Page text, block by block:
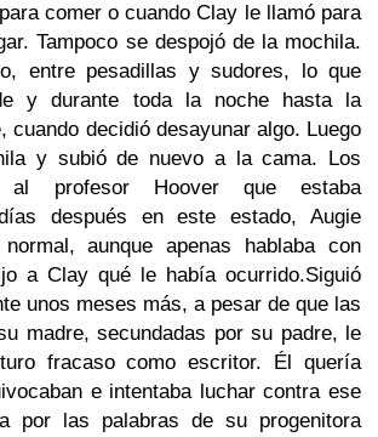
comer o cuando Clay le llamó para
Tampoco se despojó de la mochila.
entre pesadillas y sudores, lo que
y durante toda la noche hasta la
cuando decidió desayunar algo. Luego
y subió de nuevo a la cama. Los
al profesor Hoover que estaba
después en este estado, Augie
aunque apenas hablaba con
a Clay qué le había ocurrido.Siguió
unos meses más, a pesar de que las
madre, secundadas por su padre, le
fracaso como escritor. Él quería
e intentaba luchar contra ese
por las palabras de su progenitora